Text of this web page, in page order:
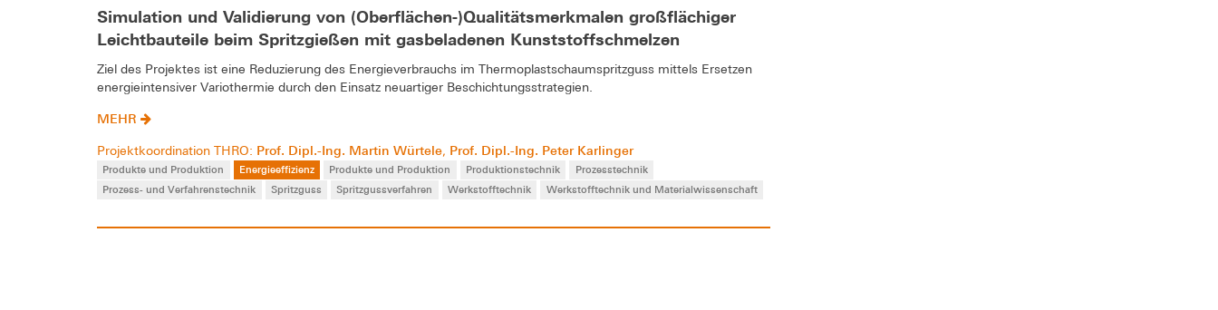
Simulation und Validierung von (Oberflächen-)Qualitätsmerkmalen großflächiger
Leichtbauteile beim Spritzgießen mit gasbeladenen Kunststoffschmelzen
Ziel des Projektes ist eine Reduzierung des Energieverbrauchs im Thermoplastschaumspritzguss mittels Ersetzen
energieintensiver Variothermie durch den Einsatz neuartiger Beschichtungsstrategien.
MEHR
Projektkoordination THRO: Prof. Dipl.-Ing. Martin Würtele, Prof. Dipl.-Ing. Peter Karlinger
Produkte und Produktion Energieeffizienz Produkte und Produktion Produktionstechnik
Prozesstechnik
Prozess- und Verfahrenstechnik
Spritzguss Spritzgussverfahren Werkstofftechnik Werkstofftechnik und Materialwissenschaft